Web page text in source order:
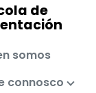
de
somos
connosco